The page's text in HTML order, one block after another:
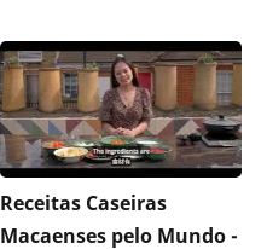
Receitas Caseiras
Macaenses pelo Mundo -